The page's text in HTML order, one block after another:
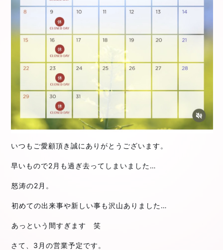
いつもご愛顧頂き誠にありがとうございます。
早いもので2月も過ぎ去ってしまいました…
怒涛の2月。
⁡初めての出来事や新しい事も沢山ありました…
あっという間すぎます 笑
さて、3月の営業予定です。